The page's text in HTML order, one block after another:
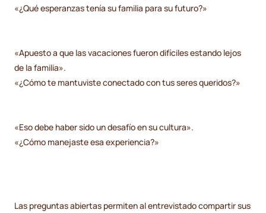
«¿Qué esperanzas tenía su familia para su futuro?»
«Apuesto a que las vacaciones fueron difíciles estando lejos
de la familia».
«¿Cómo te mantuviste conectado con tus seres queridos?»
«Eso debe haber sido un desafío en su cultura».
«¿Cómo manejaste esa experiencia?»
Las preguntas abiertas permiten al entrevistado compartir sus